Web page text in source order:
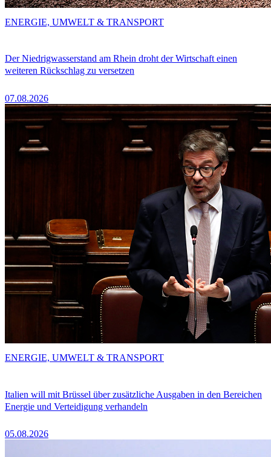
Der Niedrigwasserstand am Rhein droht der Wirtschaft einen
weiteren Rückschlag zu versetzen
07.08.2026
ENERGIE, UMWELT & TRANSPORT
Italien will mit Brüssel über zusätzliche Ausgaben in den Bereichen
Energie und Verteidigung verhandeln
05.08.2026
ENERGIE, UMWELT & TRANSPORT